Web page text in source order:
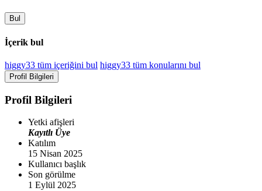
Bul
İçerik bul
higgy33 tüm içeriğini bul higgy33 tüm konularını bul
Profil Bilgileri
Profil Bilgileri
Yetki afişleri
Kayıtlı Üye
Katılım
15 Nisan 2025
Kullanıcı başlık
Son görülme
1 Eylül 2025